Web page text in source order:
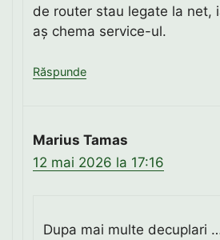
de router stau legate la net,
aș chema service-ul.
Răspunde
Marius Tamas
12 mai 2026 la 17:16
Dupa mai multe decuplari